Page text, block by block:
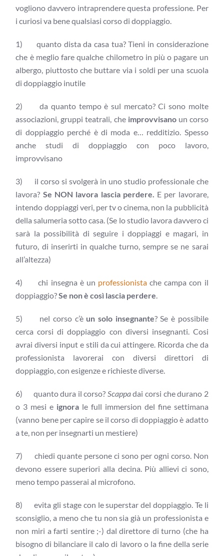
vogliono davvero intraprendere questa professione. Per
i curiosi va bene qualsiasi corso di doppiaggio.
1) quanto dista da casa tua? Tieni in considerazione
che è meglio fare qualche chilometro in più o pagare un
albergo, piuttosto che buttare via i soldi per una scuola
di doppiaggio inutile
2) da quanto tempo è sul mercato? Ci sono molte
associazioni, gruppi teatrali, che improvvisanoun corso
di doppiaggio perché è di moda e… redditizio. Spesso
anche studi di doppiaggio con poco lavoro,
improvvisano
3) il corso si svolgerà in uno studio professionale che
lavora? Se NON lavora lascia perdere. E per lavorare,
intendo doppiaggi veri, per tv o cinema, non la pubblicità
della salumeria sotto casa. (Se lo studio lavora davvero ci
sarà la possibilità di seguire i doppiaggi e magari, in
futuro, di inserirti in qualche turno, sempre se ne sarai
all’altezza)
4) chi insegna è un professionistache campa con il
doppiaggio?Se non è così lascia perdere.
5) nel corso c’è un solo insegnante? Se è possibile
cerca corsi di doppiaggio con diversi insegnanti. Cosi
avrai diversi input e stili da cui attingere. Ricorda che da
professionista lavorerai con diversi direttori di
doppiaggio, con esigenze e richieste diverse.
6) quanto dura il corso? Scappadai corsi che durano 2
o 3 mesi e ignora le full immersion del fine settimana
(vanno bene per capire se il corso di doppiaggio è adatto
a te, non per insegnarti un mestiere)
7) chiedi quante persone ci sono per ogni corso. Non
devono essere superiori alla decina. Più allievi ci sono,
meno tempo passerai al microfono.
8) evita gli stage con le superstar del doppiaggio. Te li
sconsiglio, a meno che tu non sia già un professionista e
non miri a farti sentire ;-) dal direttore di turno (che ha
bisogno di bilanciare il calo di lavoro o la fine della serie